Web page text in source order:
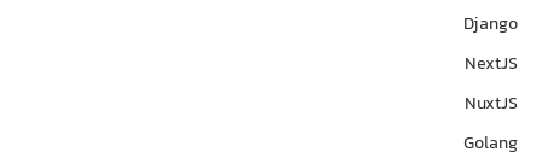
Django
NextJS
NuxtJS
Golang